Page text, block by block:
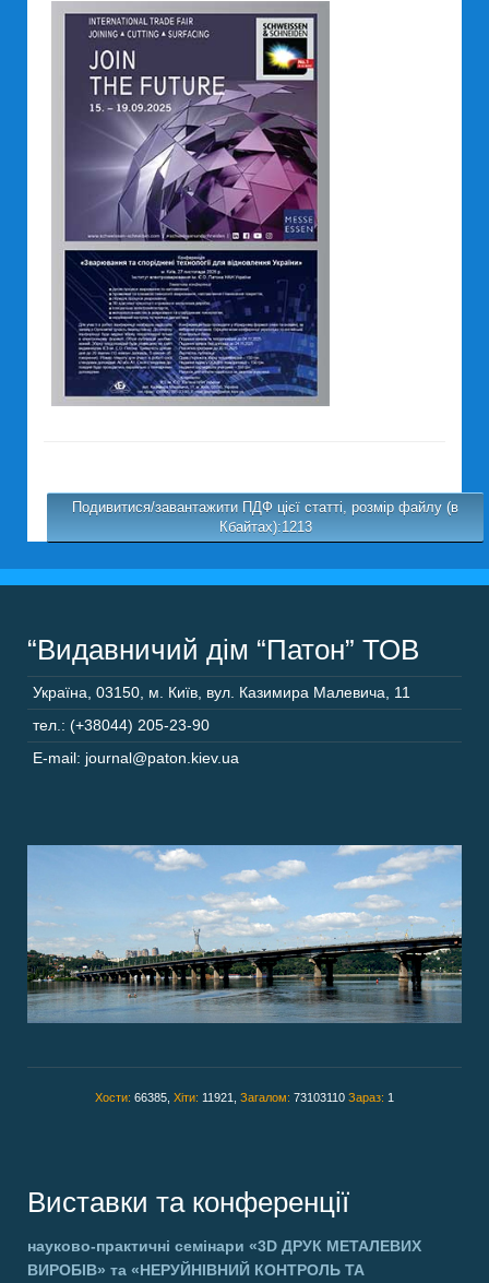
Подивитися/завантажити ПДФ цієї статті, розмір файлу (в
Кбайтах):1213
“Видавничий дім “Патон” ТОВ
Україна 03150 м. Київ, вул. Казимира Малевича, 11
тел.: (+38044) 205-23-90
E-mail: journal@paton.kiev.ua
Хости: 66385, Хіти: 11921, Загалом: 73103110 Зараз: 1
Виставки та конференції
науково-практичні семінари «3D ДРУК МЕТАЛЕВИХ
ВИРОБІВ» та «НЕРУЙНІВНИЙ КОНТРОЛЬ ТА